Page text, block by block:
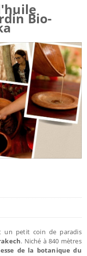
Bio-
un petit coin de paradis
. Niché à 840 mètres
de la botanique du